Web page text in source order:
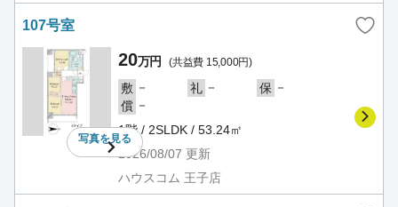
107号室
写真を見る
20万円 (共益費 15,000円)
敷 － 礼 － 保 －
償 －
1階 / 2SLDK / 53.24㎡
2026/08/07 更新
ハウスコム 王子店